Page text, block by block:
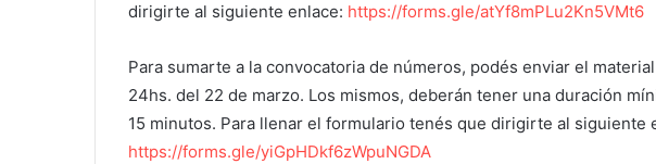
dirigirte al siguiente enlace: https://forms.gle/atYf8mPLu2Kn5VMt6
Para sumarte a la convocatoria de números, podés enviar el
24hs. del 22 de marzo. Los mismos, deberán tener una duración
15 minutos. Para llenar el formulario tenés que dirigirte al siguiente
https://forms.gle/yiGpHDkf6zWpuNGDA